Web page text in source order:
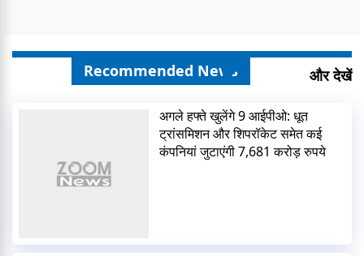
Recommended News और देखें
अगले हफ्ते खुलेंगे 9 आईपीओ: धूत
ट्रांसमिशन और शिपरॉकेट समेत कई
कंपनियां जुटाएंगी 7,681 करोड़ रुपये